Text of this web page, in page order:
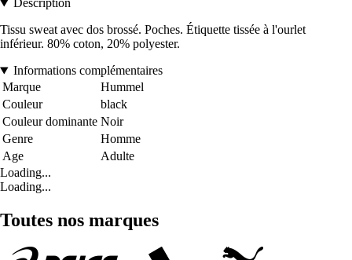
Description
Tissu sweat avec dos brossé. Poches. Étiquette tissée à l'ourlet
inférieur. 80% coton, 20% polyester.
Informations complémentaires
Marque
Hummel
Couleur
black
Couleur dominante Noir
Genre
Homme
Age
Adulte
Loading...
Loading...
Toutes nos marques